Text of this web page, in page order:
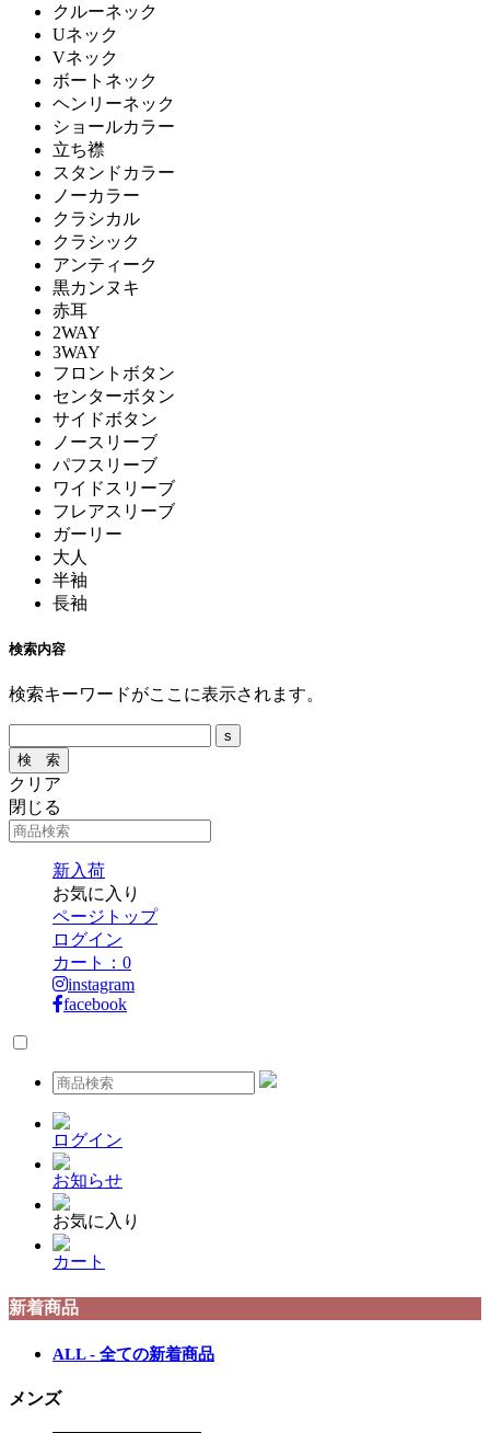
クルーネック
Uネック
Vネック
ボートネック
ヘンリーネック
ショールカラー
立ち襟
スタンドカラー
ノーカラー
クラシカル
クラシック
アンティーク
黒カンヌキ
赤耳
2WAY
3WAY
フロントボタン
センターボタン
サイドボタン
ノースリーブ
パフスリーブ
ワイドスリーブ
フレアスリーブ
ガーリー
大人
半袖
長袖
検索内容
検索キーワードがここに表示されます。
クリア
閉じる
新入荷
お気に入り
ページトップ
ログイン
カート： 0
instagram
facebook
ログイン
お知らせ
お気に入り
カート
新着商品
ALL - 全ての新着商品
メンズ